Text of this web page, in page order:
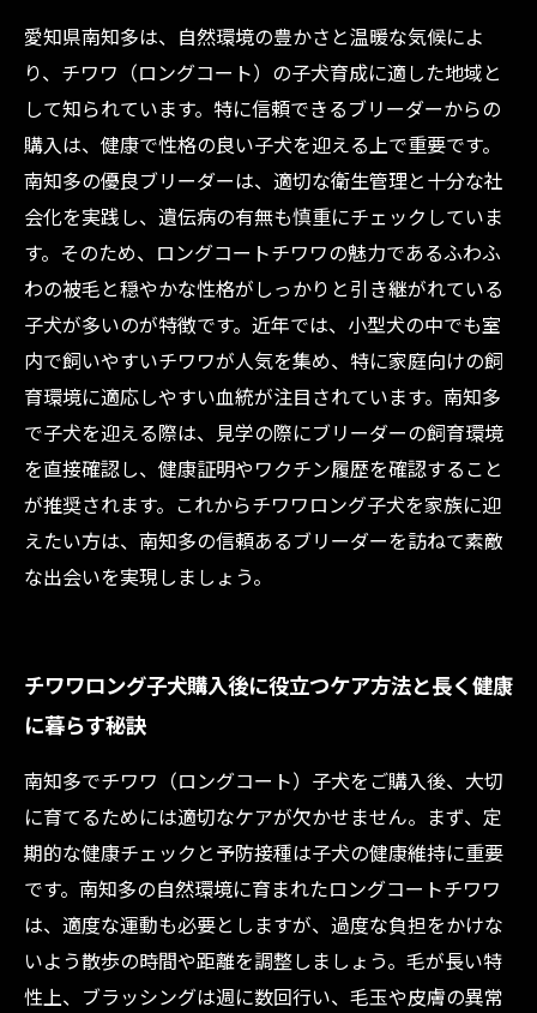
愛知県南知多は、自然環境の豊かさと温暖な気候によ
り、チワワ（ロングコート）の子犬育成に適した地域と
して知られています。特に信頼できるブリーダーからの
購入は、健康で性格の良い子犬を迎える上で重要です。
南知多の優良ブリーダーは、適切な衛生管理と十分な社
会化を実践し、遺伝病の有無も慎重にチェックしていま
す。そのため、ロングコートチワワの魅力であるふわふ
わの被毛と穏やかな性格がしっかりと引き継がれている
子犬が多いのが特徴です。近年では、小型犬の中でも室
内で飼いやすいチワワが人気を集め、特に家庭向けの飼
育環境に適応しやすい血統が注目されています。南知多
で子犬を迎える際は、見学の際にブリーダーの飼育環境
を直接確認し、健康証明やワクチン履歴を確認すること
が推奨されます。これからチワワロング子犬を家族に迎
えたい方は、南知多の信頼あるブリーダーを訪ねて素敵
な出会いを実現しましょう。
チワワロング子犬購入後に役立つケア方法と長く健康
に暮らす秘訣
南知多でチワワ（ロングコート）子犬をご購入後、大切
に育てるためには適切なケアが欠かせません。まず、定
期的な健康チェックと予防接種は子犬の健康維持に重要
です。南知多の自然環境に育まれたロングコートチワワ
は、適度な運動も必要としますが、過度な負担をかけな
いよう散歩の時間や距離を調整しましょう。毛が長い特
性上、ブラッシングは週に数回行い、毛玉や皮膚の異常